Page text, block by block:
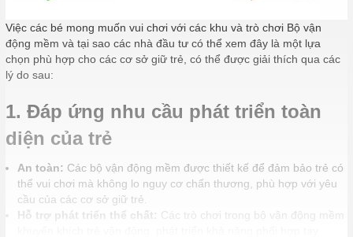
Việc các bé mong muốn vui chơi với các khu và trò chơi Bộ vận
động mềm và tại sao các nhà đầu tư có thể xem đây là một lựa
chọn phù hợp cho các cơ sở giữ trẻ, có thể được giải thích qua các
lý do sau:
1. Đáp ứng nhu cầu phát triển toàn
diện của trẻ
An toàn: Các bộ vận động mềm được thiết kế để đảm bảo trẻ có
thể vui chơi mà không lo nguy cơ chấn thương, phù hợp với yêu
cầu của các cơ sở giữ trẻ.
Hỗ trợ phát triển thể chất: Các trò chơi trong bộ vận động mềm